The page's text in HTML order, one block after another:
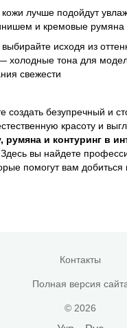
кожи лучше подойдут
и кремовые румяна
выбирайте исходя из
холодные тона для
свежести
создать безупречный и
красоту и
румяна и контуринг в
. Здесь вы найдете
помогут вам добиться
Контакты
Полная версия
© 2026